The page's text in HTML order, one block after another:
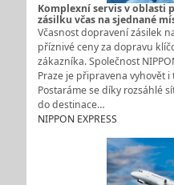
Komplexní servis v oblasti
zásilku včas na sjednané
Včasnost dopravení zásilek
příznivé ceny za dopravu
zákazníka. Společnost
Praze je připravena vyhovět
Postaráme se díky rozsáhlé
do destinace…
NIPPON EXPRESS